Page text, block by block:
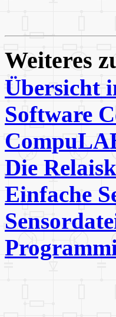
Weiteres
Übersicht
Software
Die
Einfache